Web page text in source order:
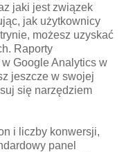
jaki jest związek
jak użytkownicy
możesz uzyskać
Raporty
Google Analytics w
jeszcze w swojej
się narzędziem
i liczby konwersji,
panel